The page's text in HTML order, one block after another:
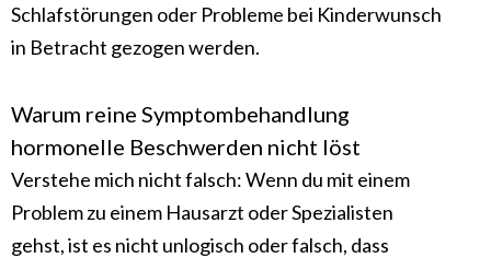
Schlafstörungen oder Probleme bei Kinderwunsch
in Betracht gezogen werden.
Warum reine Symptombehandlung
hormonelle Beschwerden nicht löst
Verstehe mich nicht falsch: Wenn du mit einem
Problem zu einem Hausarzt oder Spezialisten
gehst, ist es nicht unlogisch oder falsch, dass